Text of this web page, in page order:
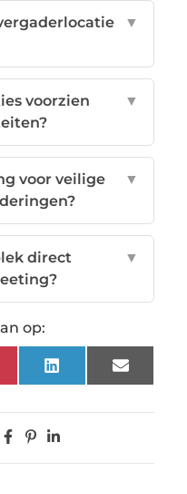
▼
voorzien
▼
voor veilige
▼
direct
▼
op:
LinkedInEmail